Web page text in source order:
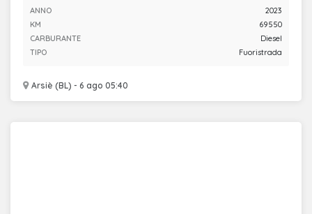
Arsiè (BL) - 6 ago 05:40
ANNO
2023
KM
69550
CARBURANTE
Diesel
TIPO
Fuoristrada